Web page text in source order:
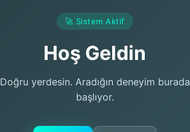
🚀 Sistem Aktif
Hoş Geldin
Doğru yerdesin. Aradığın deneyim burada
başlıyor.